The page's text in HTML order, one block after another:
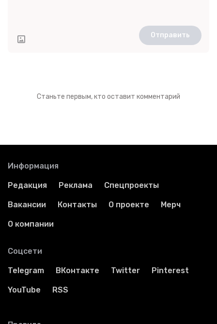
Отправить
Станьте первым, кто оставит комментарий
Информация
Редакция Реклама Спецпроекты
Вакансии Контакты О проекте Мерч
О компании
Соцсети
Telegram ВКонтакте Twitter Pinterest
YouTube RSS